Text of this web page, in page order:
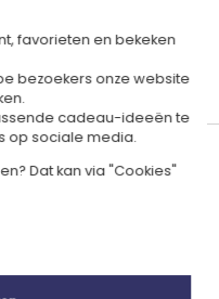
Gerecycled
in ons Amikado
«Gratis verzending
favorieten en bekeken
bezoekers onze website
cadeau-ideeën te
op sociale media.
Dat kan via "Cookies"